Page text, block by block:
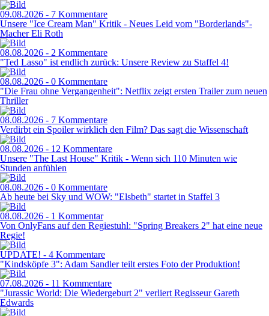
09.08.2026 - 7 Kommentare
Unsere "Ice Cream Man" Kritik - Neues Leid vom "Borderlands"-
Macher Eli Roth
08.08.2026 - 2 Kommentare
"Ted Lasso" ist endlich zurück: Unsere Review zu Staffel 4!
08.08.2026 - 0 Kommentare
"Die Frau ohne Vergangenheit": Netflix zeigt ersten Trailer zum neuen
Thriller
08.08.2026 - 7 Kommentare
Verdirbt ein Spoiler wirklich den Film? Das sagt die Wissenschaft
08.08.2026 - 12 Kommentare
Unsere "The Last House" Kritik - Wenn sich 110 Minuten wie
Stunden anfühlen
08.08.2026 - 0 Kommentare
Ab heute bei Sky und WOW: "Elsbeth" startet in Staffel 3
08.08.2026 - 1 Kommentar
Von OnlyFans auf den Regiestuhl: "Spring Breakers 2" hat eine neue
Regie!
UPDATE! - 4 Kommentare
"Kindsköpfe 3": Adam Sandler teilt erstes Foto der Produktion!
07.08.2026 - 11 Kommentare
"Jurassic World: Die Wiedergeburt 2" verliert Regisseur Gareth
Edwards